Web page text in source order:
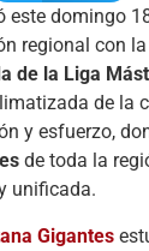
este domingo
regional con la
de la Liga
de la
y esfuerzo,
de toda la
unificada.
Gigantes